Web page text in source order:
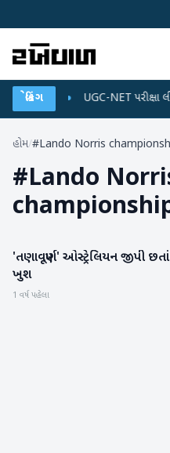
બ્રેકિંગ
પ્લાન UGC-NET પરીક્ષા
હોમ/#Lando Norris
#Lando
રમતગમત
'તણાવપૂર્ણ' ઓસ્ટ્રેલિયન જીપી
ખુશ
1 વર્ષ પહેલા